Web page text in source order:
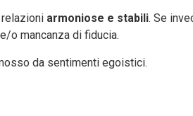
relazioni armoniose e stabili. Se
o mancanza di fiducia.
da sentimenti egoistici.